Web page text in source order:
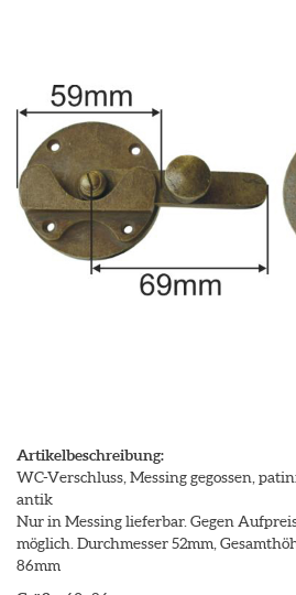
Artikelbeschreibung:
WC-Verschluss, Messing gegossen,
antik
Nur in Messing lieferbar. Gegen
möglich. Durchmesser 52mm,
86mm